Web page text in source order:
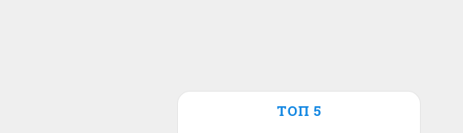
ТОП 5